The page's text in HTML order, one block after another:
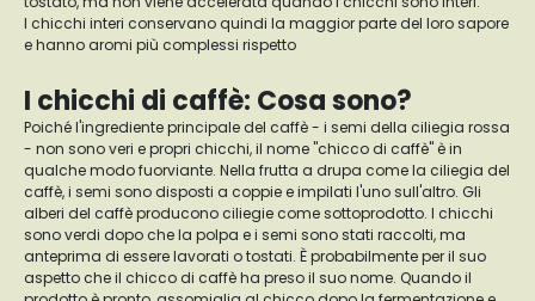
I chicchi interi conservano quindi la maggior parte del loro sapore
e hanno aromi più complessi rispetto
I chicchi di caffè: Cosa sono?
Poiché l'ingrediente principale del caffè - i semi della ciliegia rossa
- non sono veri e propri chicchi, il nome "chicco di caffè" è in
qualche modo fuorviante. Nella frutta a drupa come la ciliegia del
caffè, i semi sono disposti a coppie e impilati l'uno sull'altro. Gli
alberi del caffè producono ciliegie come sottoprodotto. I chicchi
sono verdi dopo che la polpa e i semi sono stati raccolti, ma
anteprima di essere lavorati o tostati. È probabilmente per il suo
aspetto che il chicco di caffè ha preso il suo nome. Quando il